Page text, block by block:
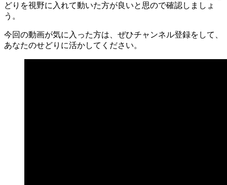
どりを視野に入れて動いた方が良いと思ので確認しましょ
う。
今回の動画が気に入った方は、ぜひチャンネル登録をして、
あなたのせどりに活かしてください。